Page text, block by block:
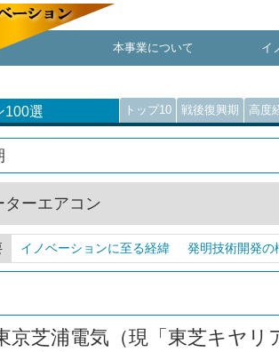
イ
本事業について
100選 トップ10 戦後復興期 高度
ターエアコン
発明技術開発の
イノベーションに至る経緯
芝浦電気（現「東芝キヤリ